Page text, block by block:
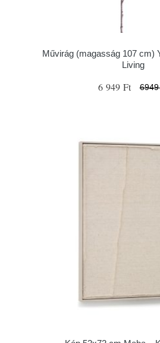
Művirág (magasság 107 cm)
Living
6 949 Ft